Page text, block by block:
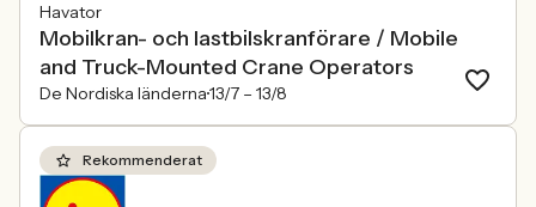
Havator
Mobilkran- och lastbilskranförare / Mobile
and Truck-Mounted Crane Operators
De Nordiska länderna13/7 – 13/8
Rekommenderat